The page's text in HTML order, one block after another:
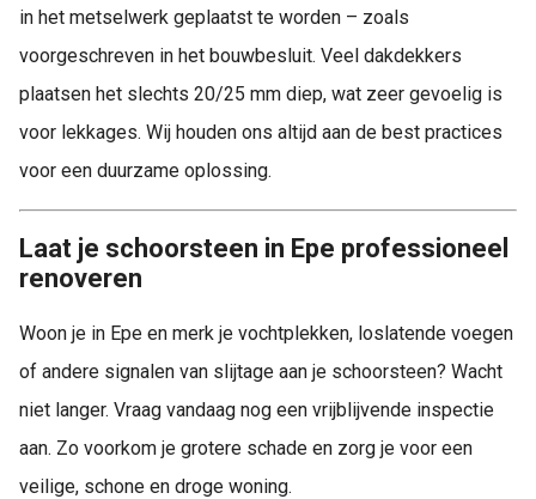
in het metselwerk geplaatst te worden – zoals
voorgeschreven in het bouwbesluit. Veel dakdekkers
plaatsen het slechts 20/25 mm diep, wat zeer gevoelig is
voor lekkages. Wij houden ons altijd aan de best practices
voor een duurzame oplossing.
Laat je schoorsteen in Epe professioneel
renoveren
Woon je in Epe en merk je vochtplekken, loslatende voegen
of andere signalen van slijtage aan je schoorsteen? Wacht
niet langer. Vraag vandaag nog een vrijblijvende inspectie
aan. Zo voorkom je grotere schade en zorg je voor een
veilige, schone en droge woning.